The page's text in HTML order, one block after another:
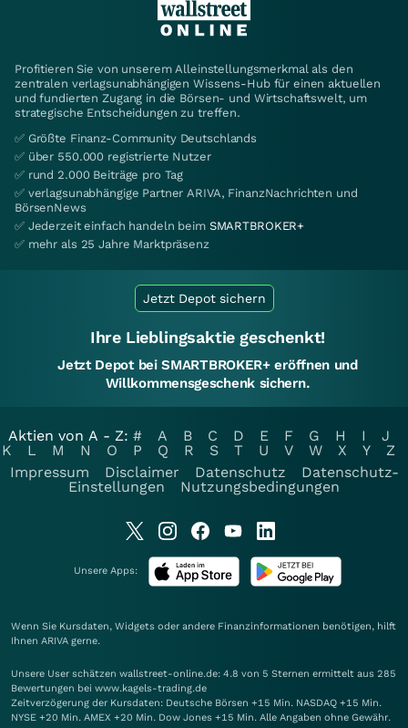
Profitieren Sie von unserem Alleinstellungsmerkmal als den
zentralen verlagsunabhängigen Wissens-Hub für einen aktuellen
und fundierten Zugang in die Börsen- und Wirtschaftswelt, um
strategische Entscheidungen zu treffen.
✅ Größte Finanz-Community Deutschlands
✅ über 550.000 registrierte Nutzer
✅ rund 2.000 Beiträge pro Tag
✅ verlagsunabhängige Partner ARIVA, FinanzNachrichten und
BörsenNews
✅ Jederzeit einfach handeln beim SMARTBROKER+
✅ mehr als 25 Jahre Marktpräsenz
Jetzt Depot sichern
Ihre Lieblingsaktie geschenkt!
Jetzt Depot bei SMARTBROKER+ eröffnen und
Willkommensgeschenk sichern.
Aktien von A - Z: # A B C D E F G H I
J
K
L M N O P Q R S T U V W X Y
Z
Impressum
Disclaimer Datenschutz
Datenschutz-
Einstellungen
Nutzungsbedingungen
Unsere Apps:
Wenn Sie Kursdaten, Widgets oder andere Finanzinformationen benötigen, hilft
Ihnen ARIVA gerne.
Unsere User schätzen wallstreet-online.de: 4.8 von 5 Sternen ermittelt aus 285
Bewertungen bei www.kagels-trading.de
Zeitverzögerung der Kursdaten: Deutsche Börsen +15 Min. NASDAQ +15 Min.
NYSE +20 Min. AMEX +20 Min. Dow Jones +15 Min. Alle Angaben ohne Gewähr.